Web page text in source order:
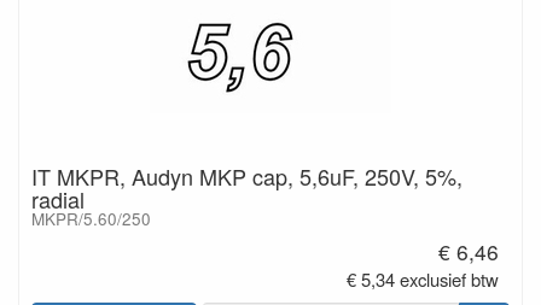
IT MKPR, Audyn MKP cap, 5,6uF, 250V, 5%,
radial
MKPR/5.60/250
€ 6,46
€ 5,34 exclusief btw